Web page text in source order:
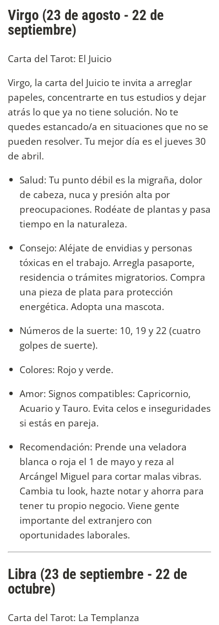
Virgo (23 de agosto - 22 de
septiembre)
Carta del Tarot: El Juicio
Virgo, la carta del Juicio te invita a arreglar
papeles, concentrarte en tus estudios y dejar
atrás lo que ya no tiene solución. No te
quedes estancado/a en situaciones que no se
pueden resolver. Tu mejor día es el jueves 30
de abril.
Salud: Tu punto débil es la migraña, dolor
de cabeza, nuca y presión alta por
preocupaciones. Rodéate de plantas y pasa
tiempo en la naturaleza.
Consejo: Aléjate de envidias y personas
tóxicas en el trabajo. Arregla pasaporte,
residencia o trámites migratorios. Compra
una pieza de plata para protección
energética. Adopta una mascota.
Números de la suerte: 10, 19 y 22 (cuatro
golpes de suerte).
Colores: Rojo y verde.
Amor: Signos compatibles: Capricornio,
Acuario y Tauro. Evita celos e inseguridades
si estás en pareja.
Recomendación: Prende una veladora
blanca o roja el 1 de mayo y reza al
Arcángel Miguel para cortar malas vibras.
Cambia tu look, hazte notar y ahorra para
tener tu propio negocio. Viene gente
importante del extranjero con
oportunidades laborales.
Libra (23 de septiembre - 22 de
octubre)
Carta del Tarot: La Templanza